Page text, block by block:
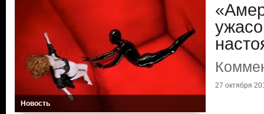
Новость
27 октября